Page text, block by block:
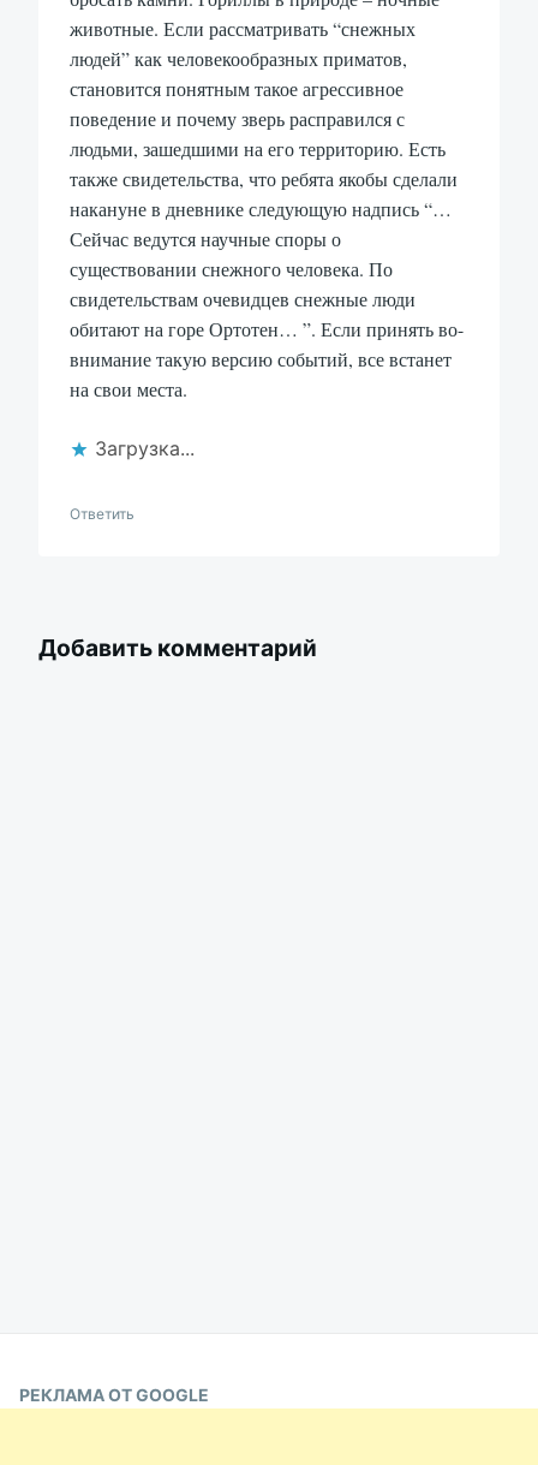
Загрузка...
Ответить
Добавить комментарий
РЕКЛАМА ОТ GOOGLE